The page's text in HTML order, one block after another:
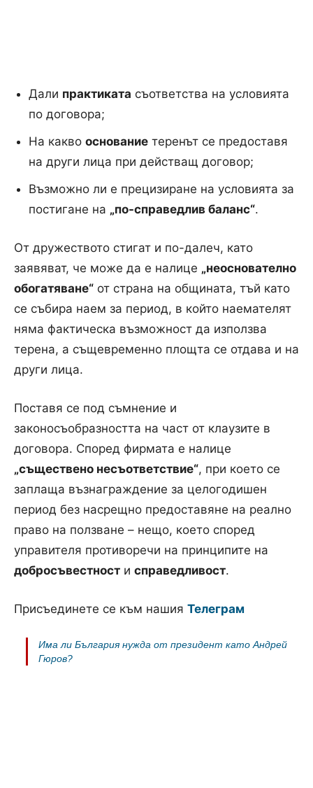
Дали практиката съответства на условията
по договора;
На какво основание теренът се предоставя
на други лица при действащ договор;
Възможно ли е прецизиране на условията за
постигане на „по-справедлив баланс“.
От дружеството стигат и по-далеч, като
заявяват, че може да е налице „неоснователно
обогатяване“ от страна на общината, тъй като
се събира наем за период, в който наемателят
няма фактическа възможност да използва
терена, а същевременно площта се отдава и на
други лица.
Поставя се под съмнение и
законосъобразността на част от клаузите в
договора. Според фирмата е налице
„съществено несъответствие“, при което се
заплаща възнаграждение за целогодишен
период без насрещно предоставяне на реално
право на ползване – нещо, което според
управителя противоречи на принципите на
добросъвестност и справедливост.
Присъединете се към нашия Телеграм
Има ли България нужда от президент като Андрей
Гюров?